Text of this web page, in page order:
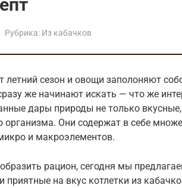
Рубрика: Из кабачков
летний сезон и овощи заполоняют
же начинают искать — что же
дары природы не только
организма. Они содержат в себе
и макроэлементов.
рацион, сегодня мы
приятные на вкус котлетки из